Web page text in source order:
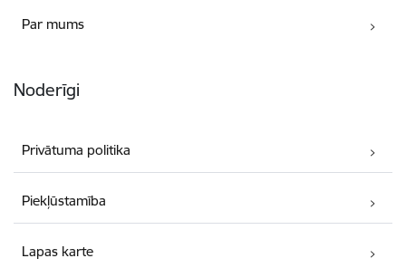
Par mums
Noderīgi
Privātuma politika
Piekļūstamība
Lapas karte